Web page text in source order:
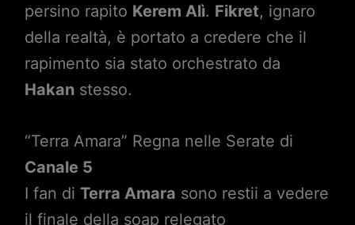
persino rapito Kerem Alì. Fikret, ignaro
della realtà, è portato a credere che il
rapimento sia stato orchestrato da
Hakanstesso.
“Terra Amara” Regna nelle Serate di
Canale 5
I fan di Terra Amara sono restii a vedere
il finale della soap relegato